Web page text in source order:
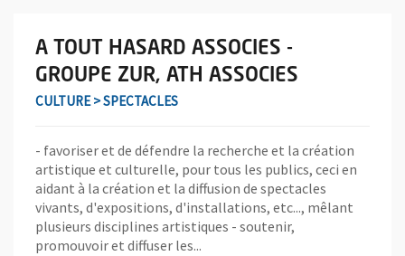
A TOUT HASARD ASSOCIES -
GROUPE ZUR, ATH ASSOCIES
CULTURE > SPECTACLES
- favoriser et de défendre la recherche et la création
artistique et culturelle, pour tous les publics, ceci en
aidant à la création et la diffusion de spectacles
vivants, d'expositions, d'installations, etc..., mêlant
plusieurs disciplines artistiques - soutenir,
promouvoir et diffuser les...